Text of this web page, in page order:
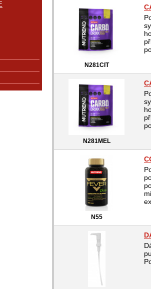
N281CIT
N281MEL
N55